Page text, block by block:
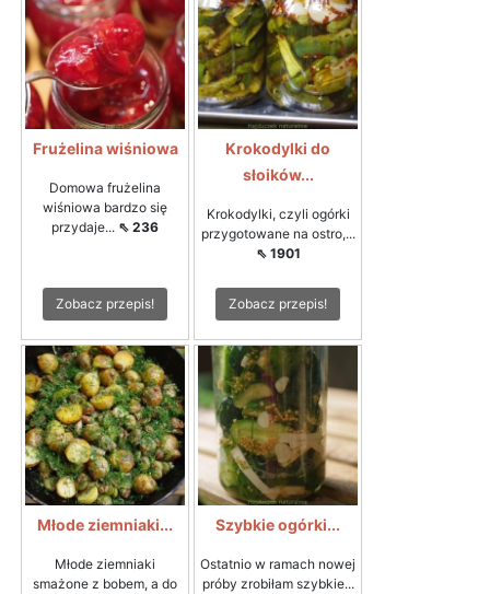
Frużelina wiśniowa
Domowa frużelina
wiśniowa bardzo się
przydaje... ⇖ 236
Zobacz przepis!
Krokodylki do
słoików...
Krokodylki, czyli ogórki
przygotowane na ostro,...
⇖ 1901
Zobacz przepis!
Młode ziemniaki...
Młode ziemniaki
smażone z bobem, a do
Szybkie ogórki...
Ostatnio w ramach nowej
próby zrobiłam szybkie...